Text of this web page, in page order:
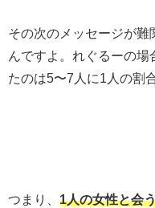
その次のメッセージが難
んですよ。れぐるーの場
たのは5〜7人に1人の割
つまり、 1人の女性と会